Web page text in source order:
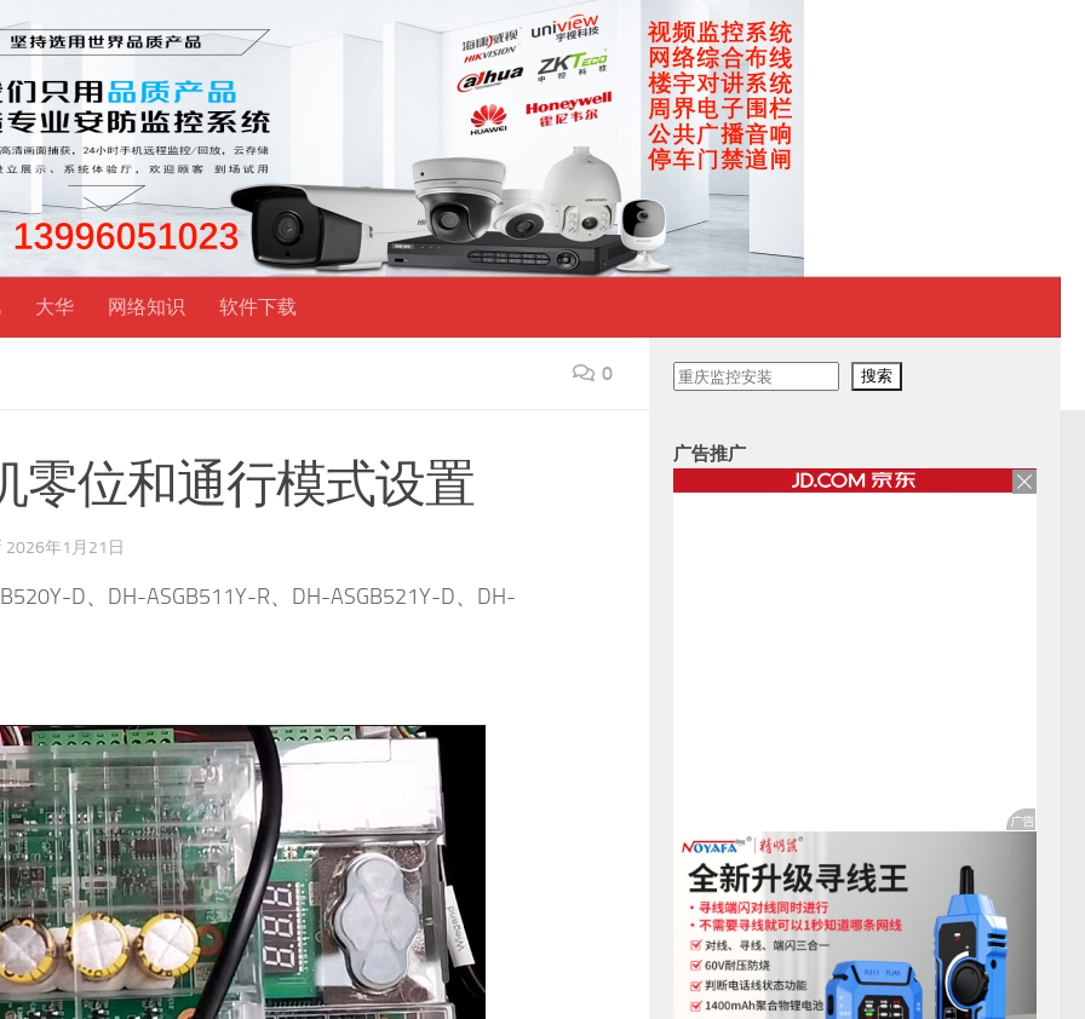
大华 网络知识 软件下载
0
零位和通行模式设置
2026年1月21日
D、DH-ASGB511Y-R、DH-ASGB521Y-D、DH-
搜
搜索
广告推广